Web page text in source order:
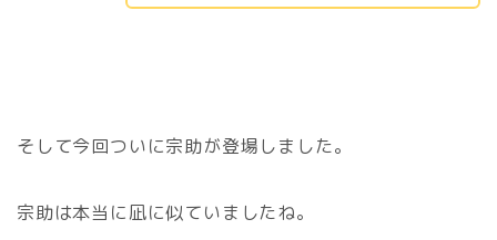
そして今回ついに宗助が登場しました。
宗助は本当に凪に似ていましたね。